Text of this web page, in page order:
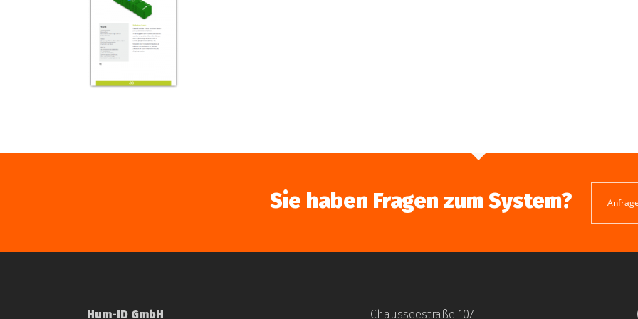
Sie haben Fragen zum System?
Hum-ID GmbH Chausseestraße 107